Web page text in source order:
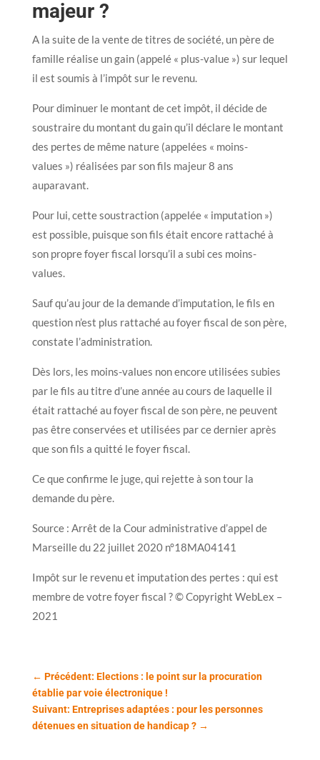
majeur ?
A la suite de la vente de titres de société, un père de
famille réalise un gain (appelé « plus-value ») sur lequel
il est soumis à l’impôt sur le revenu.
Pour diminuer le montant de cet impôt, il décide de
soustraire du montant du gain qu’il déclare le montant
des pertes de même nature (appelées « moins-
values ») réalisées par son fils majeur 8 ans
auparavant.
Pour lui, cette soustraction (appelée « imputation »)
est possible, puisque son fils était encore rattaché à
son propre foyer fiscal lorsqu’il a subi ces moins-
values.
Sauf qu’au jour de la demande d’imputation, le fils en
question n’est plus rattaché au foyer fiscal de son père,
constate l’administration.
Dès lors, les moins-values non encore utilisées subies
par le fils au titre d’une année au cours de laquelle il
était rattaché au foyer fiscal de son père, ne peuvent
pas être conservées et utilisées par ce dernier après
que son fils a quitté le foyer fiscal.
Ce que confirme le juge, qui rejette à son tour la
demande du père.
Source : Arrêt de la Cour administrative d’appel de
Marseille du 22 juillet 2020 n°18MA04141
Impôt sur le revenu et imputation des pertes : qui est
membre de votre foyer fiscal ? © Copyright WebLex –
2021
← Précédent: Elections : le point sur la procuration
établie par voie électronique !
Suivant: Entreprises adaptées : pour les personnes
détenues en situation de handicap ?→